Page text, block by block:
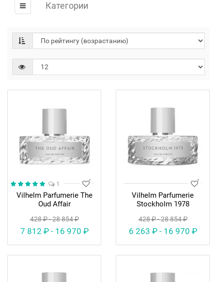
Категории
Vilhelm Parfumerie The
Oud Affair
1
428 ₽ - 28 854 ₽
7 812 ₽ - 16 970 ₽
Vilhelm Parfumerie
Stockholm 1978
428 ₽ - 28 854 ₽
6 263 ₽ - 16 970 ₽